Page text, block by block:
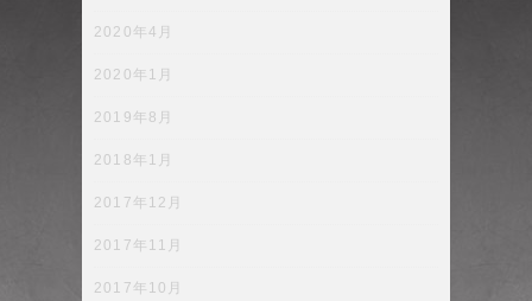
2020年4月
2020年1月
2019年8月
2018年1月
2017年12月
2017年11月
2017年10月